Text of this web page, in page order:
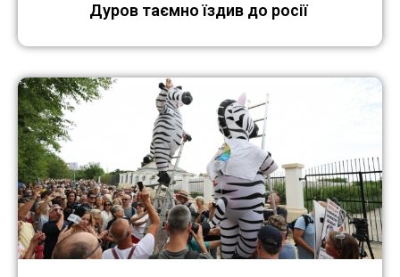
Дуров таємно їздив до росії